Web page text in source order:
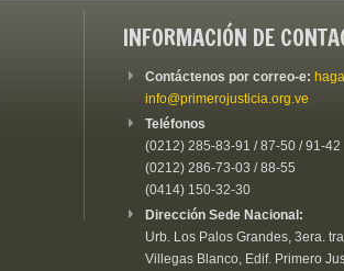
INFORMACIÓN DE
Contáctenos por correo-e:
info@primerojusticia.org.ve
Teléfonos
(0212) 285-83-91 / 87-50 / 91-42
(0212) 286-73-03 / 88-55
(0414) 150-32-30
Dirección Sede Nacional:
Urb. Los Palos Grandes, 3era.
Villegas Blanco, Edif. Primero